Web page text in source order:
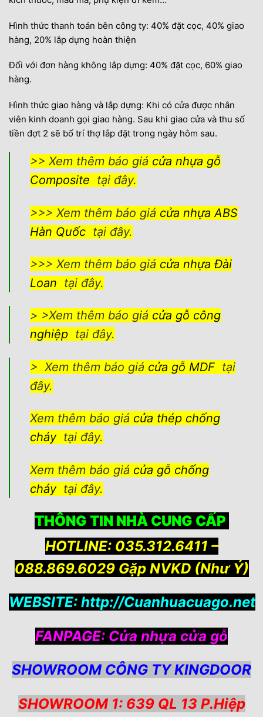
Hình thức thanh toán bên công ty: 40% đặt cọc, 40% giao
hàng, 20% lắp dựng hoàn thiện
Đối với đơn hàng không lắp dựng: 40% đặt cọc, 60% giao
hàng.
Hình thức giao hàng và lắp dựng: Khi có cửa được nhân
viên kinh doanh gọi giao hàng. Sau khi giao cửa và thu số
tiền đợt 2 sẽ bố trí thợ lắp đặt trong ngày hôm sau.
>> Xem thêm báo giá cửa nhựa gỗ
Composite tại đây.
>>> Xem thêm báo giá cửa nhựa ABS
Hàn Quốc tại đây.
>>> Xem thêm báo giá cửa nhựa Đài
Loan tại đây.
> >Xem thêm báo giá cửa gỗ công
nghiệptại đây.
> Xem thêm báo giá cửa gỗ MDFtại
đây.
Xem thêm báo giá cửa thép chống
cháytại đây.
Xem thêm báo giá cửa gỗ chống
cháytại đây.
THÔNG TIN NHÀ CUNG CẤP
HOTLINE: 035.312.6411 –
088.869.6029 Gặp NVKD (Như Ý)
WEBSITE: http://Cuanhuacuago.net
FANPAGE: Cửa nhựa cửa gỗ
SHOWROOM CÔNG TY KINGDOOR
SHOWROOM 1: 639 QL 13 P.Hiệp